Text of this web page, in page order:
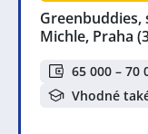
Greenbuddies,
Michle, Praha
65 000 – 70
Vhodné